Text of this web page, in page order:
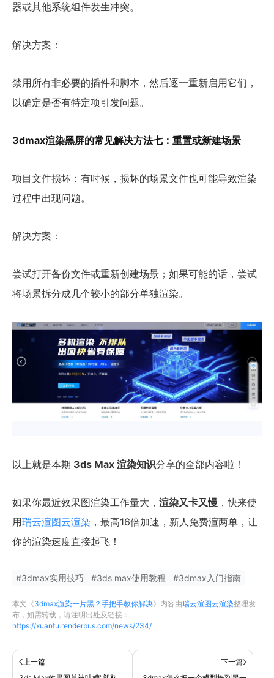
器或其他系统组件发生冲突。
解决方案：
禁用所有非必要的插件和脚本，然后逐一重新启用它们，
以确定是否有特定项引发问题。
3dmax渲染黑屏的常见解决方法七：重置或新建场景
项目文件损坏：有时候，损坏的场景文件也可能导致渲染
过程中出现问题。
解决方案：
尝试打开备份文件或重新创建场景；如果可能的话，尝试
将场景拆分成几个较小的部分单独渲染。
以上就是本期 3ds Max 渲染知识分享的全部内容啦！
如果你最近效果图渲染工作量大， 渲染又卡又慢 ，快来使
用瑞云渲图云渲染 ，最高16倍加速，新人免费渲两单，让
你的渲染速度直接起飞！
#3dmax实用技巧 #3ds max使用教程 #3dmax入门指南
本文《3dmax渲染一片黑？手把手教你解决》内容由瑞云渲图云渲染整理发
布，如需转载，请注明出处及链接：
https://xuantu.renderbus.com/news/234/
上一篇
下一篇